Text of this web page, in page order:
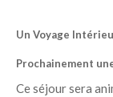
INOUBLIABLE
Un Voyage
Prochainement
Ce séjour sera